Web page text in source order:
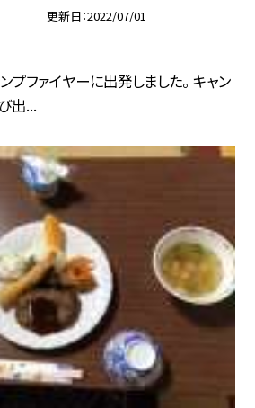
更新日 2022/07/01
プファイヤーに出発しました。 キャン
出...